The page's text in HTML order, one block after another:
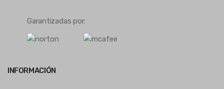
Garantizadas por:
INFORMACIÓN